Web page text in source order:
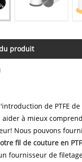
produit
de PTFE
aider à mieux
Nous pouvons
fil de couture en
fournisseur de